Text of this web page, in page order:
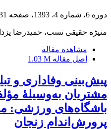
دوره 6، شماره 4، 1393، صفحه
منیژه حقیقی نسب، حمیدرضا
مشاهده مقاله
اصل مقاله 1.03 M
پیش‌بینی وفاداری و
مشتریان به‌وسیلۀ
باشگاه‌های ورزشی:
پرورش‌اندام زنجان